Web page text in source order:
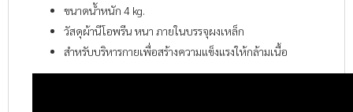
ขนาดน้ำหนัก 4 kg.
วัสดุผ้านีโอพรีน หนา ภายในบรรจุผงเหล็ก
สำหรับบริหารกายเพื่อสร้างความแข็งแรงให้กล้ามเนื้อ